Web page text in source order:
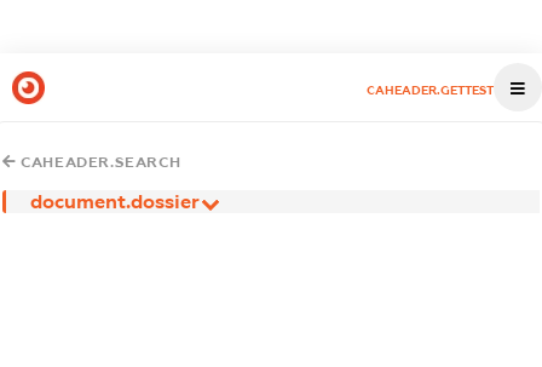
CAHEADER.GETTEST
CAHEADER.SEARCH
document.dossier